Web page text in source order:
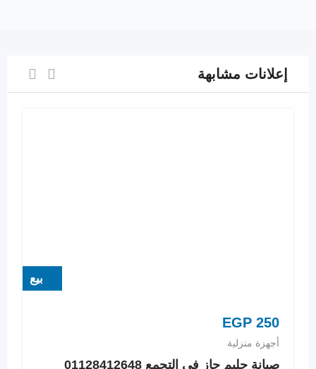
إعلانات مشابهة
بيع
EGP 250
أجهزة منزلية
صيانة جليم جاز في التجمع 01128412648